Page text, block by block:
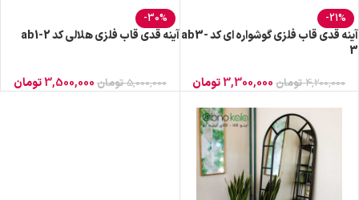
-21%
آینه قدی قاب فلزی گوشواره ای کد ab3-
3
4,200,000 تومان 3,300,000تومان
-30%
آینه قدی قاب فلزی هلالی کد ab1-2
5,000,000 تومان 3,500,000تومان